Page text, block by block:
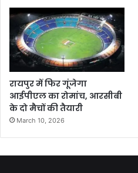
रायपुर में फिर गूंजेगा
आईपीएल का रोमांच, आरसीबी
के दो मैचों की तैयारी
March 10, 2026